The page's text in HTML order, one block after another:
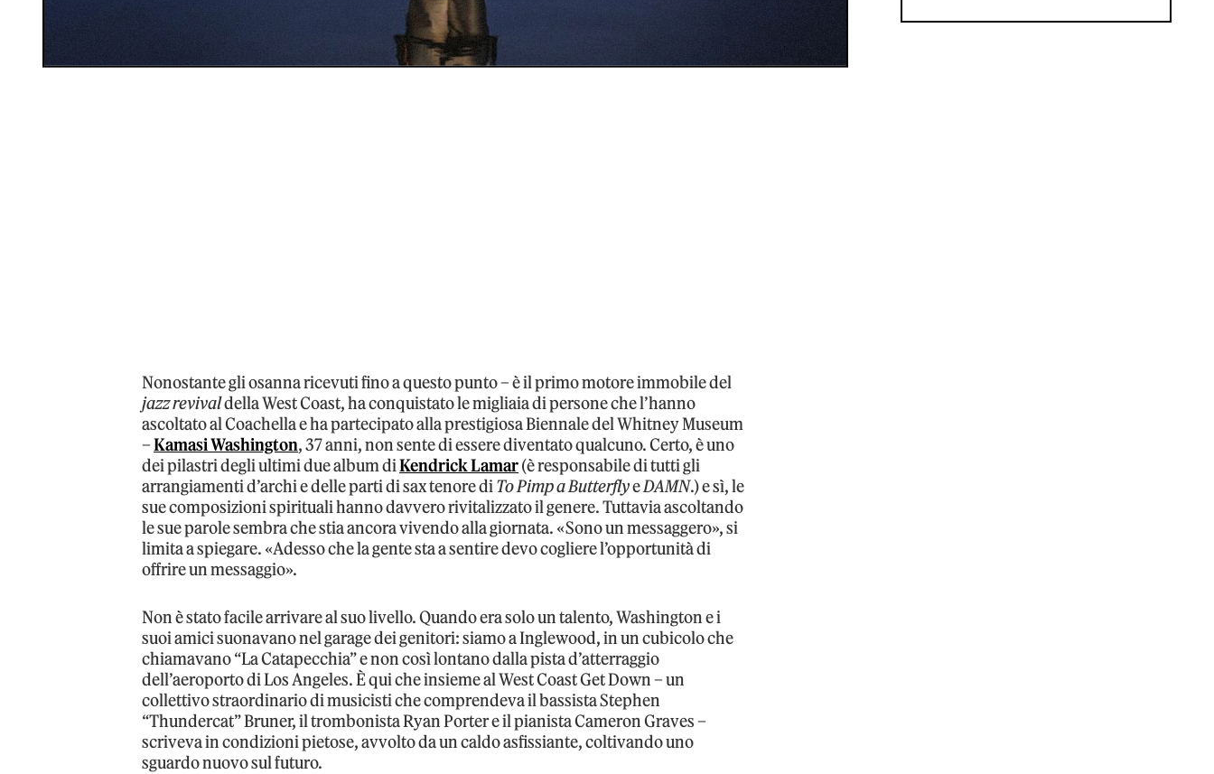
Nonostante gli osanna ricevuti fino a questo punto – è il primo motore immobile del
jazz revivaldella West Coast, ha conquistato le migliaia di persone che l’hanno
ascoltato al Coachella e ha partecipato alla prestigiosa Biennale del Whitney Museum
–Kamasi Washington, 37 anni, non sente di essere diventato qualcuno. Certo, è uno
dei pilastri degli ultimi due album diKendrick Lamar(è responsabile di tutti gli
arrangiamenti d’archi e delle parti di sax tenore diTo Pimp a ButterflyeDAMN.) e sì, le
sue composizioni spirituali hanno davvero rivitalizzato il genere. Tuttavia ascoltando
le sue parole sembra che stia ancora vivendo alla giornata. «Sono un messaggero», si
limita a spiegare. «Adesso che la gente sta a sentire devo cogliere l’opportunità di
offrire un messaggio».
Non è stato facile arrivare al suo livello. Quando era solo un talento, Washington e i
suoi amici suonavano nel garage dei genitori: siamo a Inglewood, in un cubicolo che
chiamavano “La Catapecchia” e non così lontano dalla pista d’atterraggio
dell’aeroporto di Los Angeles. È qui che insieme al West Coast Get Down – un
collettivo straordinario di musicisti che comprendeva il bassista Stephen
“Thundercat” Bruner, il trombonista Ryan Porter e il pianista Cameron Graves –
scriveva in condizioni pietose, avvolto da un caldo asfissiante, coltivando uno
sguardo nuovo sul futuro.